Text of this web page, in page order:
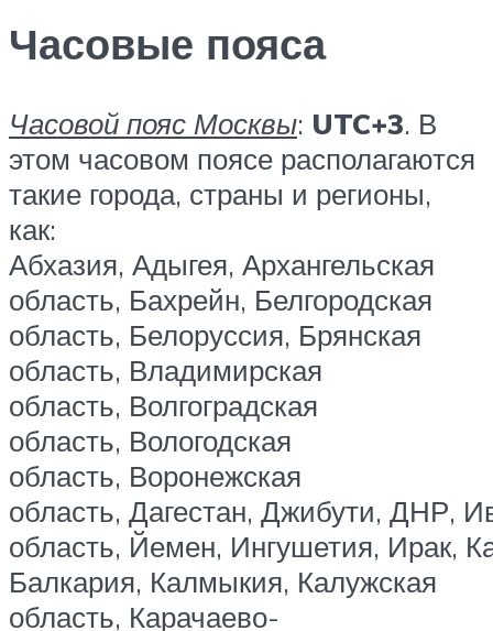
Часовые пояса
Часовой пояс Москвы: UTC+3. В
этом часовом поясе располагаются
такие города, страны и регионы,
как:
Абхазия, Адыгея, Архангельская
область, Бахрейн, Белгородская
область, Белоруссия, Брянская
область, Владимирская
область, Волгоградская
область, Вологодская
область, Воронежская
область, Дагестан, Джибути, ДНР,
область, Йемен, Ингушетия, Ирак,
Балкария, Калмыкия, Калужская
область, Карачаево-